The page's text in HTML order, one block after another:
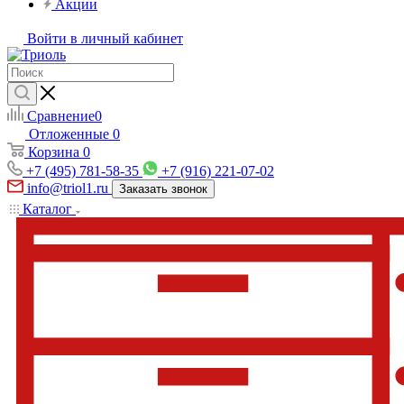
Акции
Войти в личный кабинет
Сравнение0
Отложенные 0
Корзина 0
+7 (495) 781-58-35
+7 (916) 221-07-02
info@triol1.ru
Заказать звонок
Каталог